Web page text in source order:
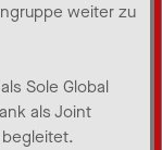
weiter zu
Sole Global
als Joint